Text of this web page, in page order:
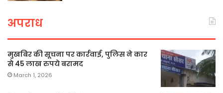
अपराध
मुखबिर की सूचना पर कार्रवाई, पुलिस ने कार
से 45 लाख रुपये बरामद
March 1, 2026